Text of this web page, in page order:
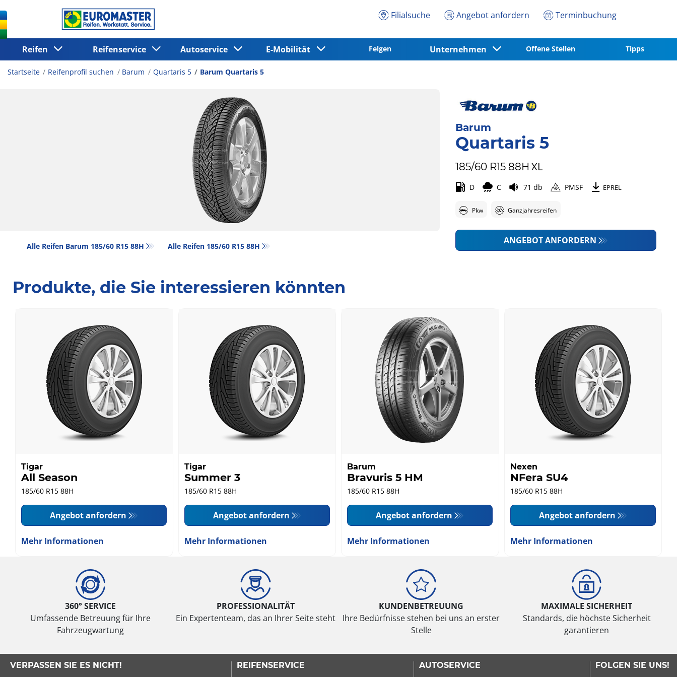
Filialsuche Angebot anfordern Terminbuchung
Reifen Reifenservice Autoservice E-Mobilität Felgen Unternehmen Offene Stellen Tipps
Startseite Reifenprofil suchen Barum Quartaris 5 Barum Quartaris 5
Alle Reifen Barum 185/60 R15 88H Alle Reifen‎ 185/60 R15 88H
Barum
Quartaris 5
185/60 R15 88H XL
D C 71 db PMSF EPREL
Pkw Ganzjahresreifen
ANGEBOT ANFORDERN
Produkte, die Sie interessieren könnten
Tigar
All Season
185/60 R15 88H
Angebot anfordern
Mehr Informationen
Tigar
Summer 3
185/60 R15 88H
Angebot anfordern
Mehr Informationen
Barum
Bravuris 5 HM
185/60 R15 88H
Angebot anfordern
Mehr Informationen
Nexen
NFera SU4
185/60 R15 88H
Angebot anfordern
Mehr Informationen
360° SERVICE
Umfassende Betreuung für Ihre
Fahrzeugwartung
PROFESSIONALITÄT
Ein Expertenteam, das an Ihrer Seite steht
KUNDENBETREUUNG
Ihre Bedürfnisse stehen bei uns an erster
Stelle
MAXIMALE SICHERHEIT
Standards, die höchste Sicherheit
garantieren
VERPASSEN SIE ES NICHT!
REIFENSERVICE
AUTOSERVICE
FOLGEN SIE UNS!